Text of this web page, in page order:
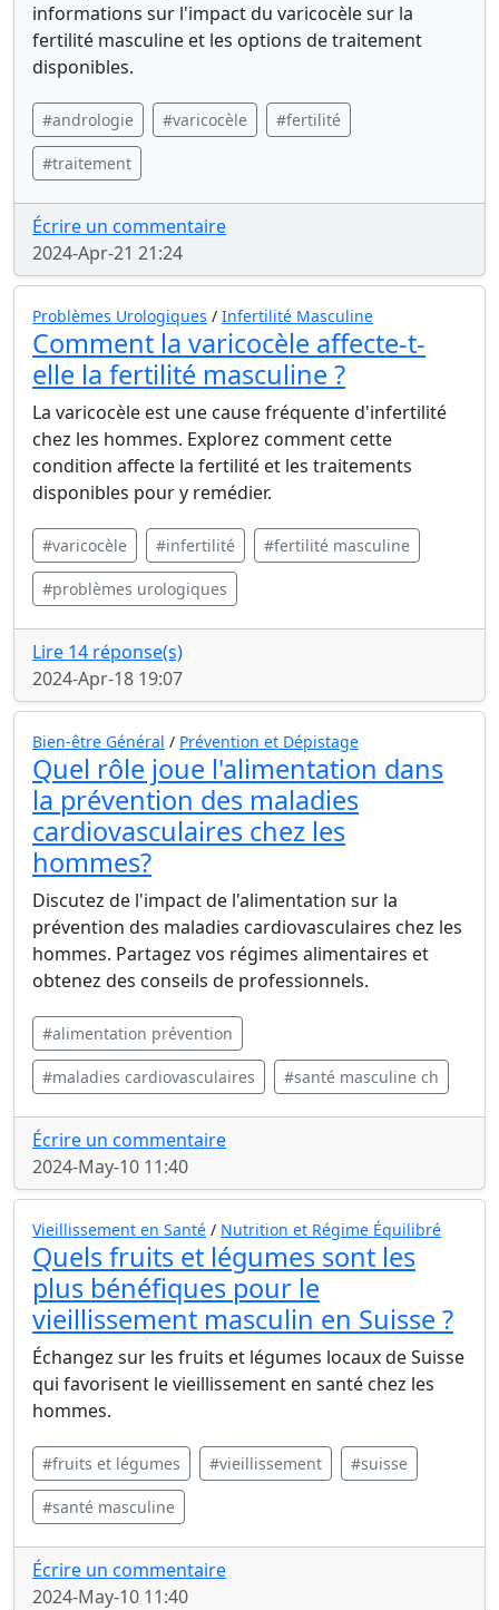
informations sur l'impact du varicocèle sur la
fertilité masculine et les options de traitement
disponibles.
#andrologie #varicocèle #fertilité
#traitement
Écrire un commentaire
2024-Apr-21 21:24
Problèmes Urologiques / Infertilité Masculine
Comment la varicocèle affecte-t-
elle la fertilité masculine ?
La varicocèle est une cause fréquente d'infertilité
chez les hommes. Explorez comment cette
condition affecte la fertilité et les traitements
disponibles pour y remédier.
#varicocèle #infertilité #fertilité masculine
#problèmes urologiques
Lire 14 réponse(s)
2024-Apr-18 19:07
Bien-être Général / Prévention et Dépistage
Quel rôle joue l'alimentation dans
la prévention des maladies
cardiovasculaires chez les
hommes?
Discutez de l'impact de l'alimentation sur la
prévention des maladies cardiovasculaires chez les
hommes. Partagez vos régimes alimentaires et
obtenez des conseils de professionnels.
#alimentation prévention
#maladies cardiovasculaires #santé masculine ch
Écrire un commentaire
2024-May-10 11:40
Vieillissement en Santé / Nutrition et Régime Équilibré
Quels fruits et légumes sont les
plus bénéfiques pour le
vieillissement masculin en Suisse ?
Échangez sur les fruits et légumes locaux de Suisse
qui favorisent le vieillissement en santé chez les
hommes.
#fruits et légumes #vieillissement #suisse
#santé masculine
Écrire un commentaire
2024-May-10 11:40